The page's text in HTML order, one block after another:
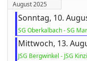
August 2025
Sonntag, 10.
SG Oberkalbach - SG
Mittwoch, 13.
JSG Bergwinkel - JSG